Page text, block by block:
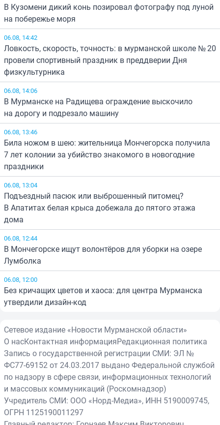
В Кузомени дикий конь позировал фотографу под луной
на побережье моря
06.08, 14:42
Ловкость, скорость, точность: в мурманской школе № 20
провели спортивный праздник в преддверии Дня
физкультурника
06.08, 14:06
В Мурманске на Радищева ограждение выскочило
на дорогу и подрезало машину
06.08, 13:46
Била ножом в шею: жительница Мончегорска получила
7 лет колонии за убийство знакомого в новогодние
праздники
06.08, 13:04
Подъездный пасюк или выброшенный питомец?
В Апатитах белая крыса добежала до пятого этажа
дома
06.08, 12:44
В Мончегорске ищут волонтёров для уборки на озере
Лумболка
06.08, 12:00
Без кричащих цветов и хаоса: для центра Мурманска
утвердили дизайн-код
Сетевое издание «Новости Мурманской области»
О насКонтактная информацияРедакционная политика
Запись о государственной регистрации СМИ: ЭЛ №
ФС77-69152 от 24.03.2017 выдано Федеральной службой
по надзору в сфере связи, информационных технологий
и массовых коммуникаций (Роскомнадзор)
Учредитель СМИ: ООО «Норд-Медиа», ИНН 5190009745,
ОГРН 1125190011297